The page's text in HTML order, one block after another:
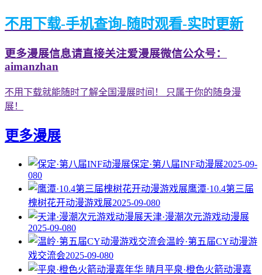
不用下载-手机查询-随时观看-实时更新
更多漫展信息请直接关注爱漫展微信公众号：
aimanzhan
不用下载就能随时了解全国漫展时间！ 只属于你的随身漫
展！
更多漫展
保定·第八届INF动漫展2025-09-
080
鹰潭·10.4第三届
槐树花开动漫游戏展2025-09-080
天津·漫潮次元游戏动漫展
2025-09-080
温岭·第五届CY动漫游
戏交流会2025-09-080
平泉·橙色火箭动漫嘉